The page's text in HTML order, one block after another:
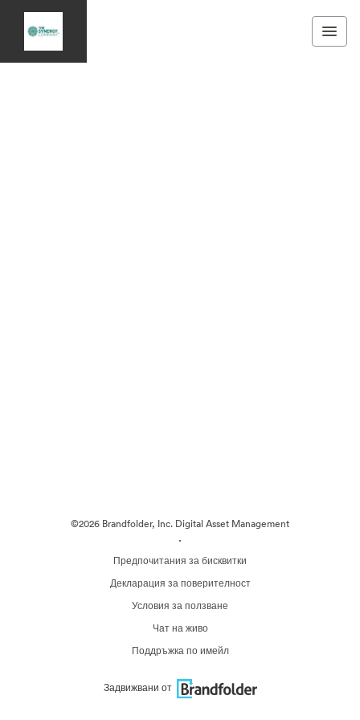
©2026 Brandfolder, Inc. Digital Asset Management
·
Предпочитания за бисквитки
Декларация за поверителност
Условия за ползване
Чат на живо
Поддръжка по имейл
Задвижвани от